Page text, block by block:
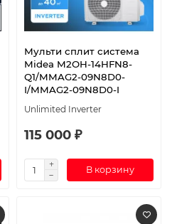
Мульти сплит система
Midea M2OH-14HFN8-
Q1/MMAG2-09N8D0-
I/MMAG2-09N8D0-I
Unlimited Inverter
115 000 ₽
В корзину